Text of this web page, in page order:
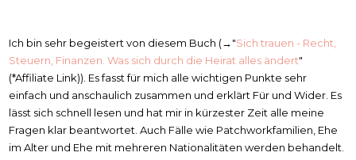
Ich bin sehr begeistert von diesem Buch (→"Sich trauen - Recht,
Steuern, Finanzen. Was sich durch die Heirat alles ändert"
(*Affiliate Link)). Es fasst für mich alle wichtigen Punkte sehr
einfach und anschaulich zusammen und erklärt Für und Wider. Es
lässt sich schnell lesen und hat mir in kürzester Zeit alle meine
Fragen klar beantwortet. Auch Fälle wie Patchworkfamilien, Ehe
im Alter und Ehe mit mehreren Nationalitäten werden behandelt.